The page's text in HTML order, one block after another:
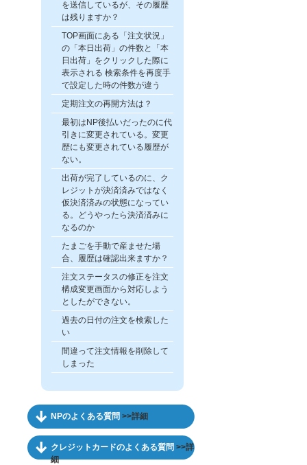
を送信しているが、その履歴
は残りますか？
TOP画面にある「注文状況」
の「本日出荷」の件数と「本
日出荷」をクリックした際に
表示される 検索条件を再度手
で設定した時の件数が違う
定期注文の再開方法は？
最初はNP後払いだったのに代
引きに変更されている。変更
歴にも変更されている履歴が
ない。
出荷が完了しているのに、ク
レジットが決済済みではなく
仮決済済みの状態になってい
る。どうやったら決済済みに
なるのか
たまごを手動で産ませた場
合、履歴は確認出来ますか？
注文ステータスの修正を注文
構成変更画面から対応しよう
としたができない。
過去の日付の注文を検索した
い
間違って注文情報を削除して
しまった
NPのよくある質問 >>詳細
クレジットカードのよくある質問 >>詳
細